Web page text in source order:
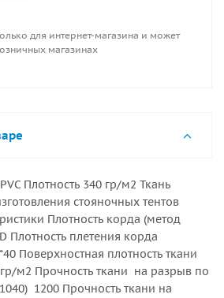
для интернет-магазина и может
магазинах
Плотность 340 гр/м2 Ткань
стояночных тентов
Плотность корда (метод
Плотность плетения корда
Поверхностная плотность ткани
м2 Прочность ткани на разрыв по
1200 Прочность ткани на